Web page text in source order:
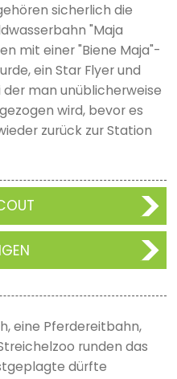
sicherlich die
"Maja
mit einer "Biene Maja"-
ein Star Flyer und
man unüblicherweise
wird, bevor es
zurück zur Station
eine Pferdereitbahn,
runden das
dürfte